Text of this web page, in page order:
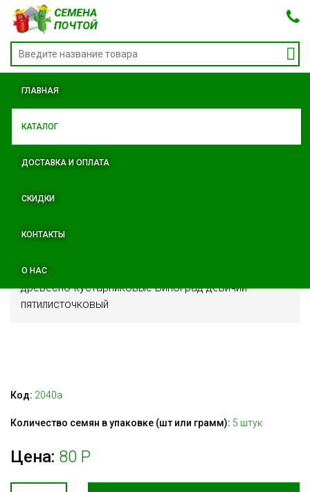
ГЛАВНАЯ
КАТАЛОГ
ДОСТАВКА И ОПЛАТА
СКИДКИ
КОНТАКТЫ
О НАС
КУСТАРНИКОВЫХ ПОРОД
древесно-кустарниковые Виноград девичий
пятилисточковый
Код: 2040а
Количество семян в упаковке (шт или грамм): 5 штук
Цена: 80 Р